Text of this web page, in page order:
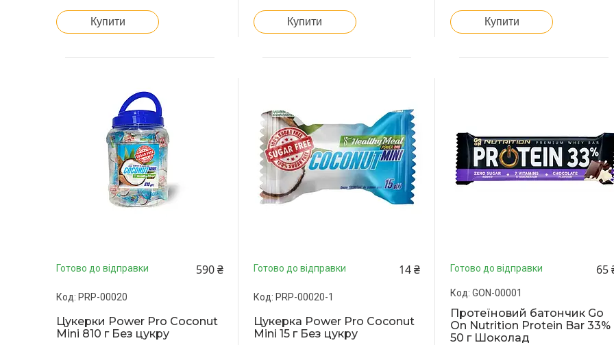
Купити Купити Купити
Готово до відправки 590 ₴
PRP-00020
Цукерки Power Pro Coconut
Mini 810 г Без цукру
Готово до відправки 14 ₴
PRP-00020-1
Цукерка Power Pro Coconut
Mini 15 г Без цукру
Готово до відправки 65
GON-00001
Протеїновий батончик Go
On Nutrition Protein Bar 33%
50 г Шоколад